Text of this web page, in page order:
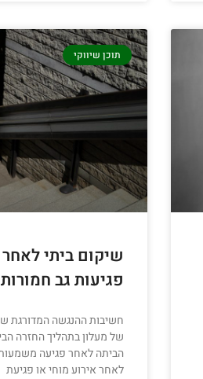
תוכן שיווקי
שיקום ביתי
פגיעות גב חמורות
חשיבות ההנגשה המדורגת
של מעלון בתהליך החזרה
הביתה לאחר פגיעה
לאחר אירוע מוחי או פגיעת